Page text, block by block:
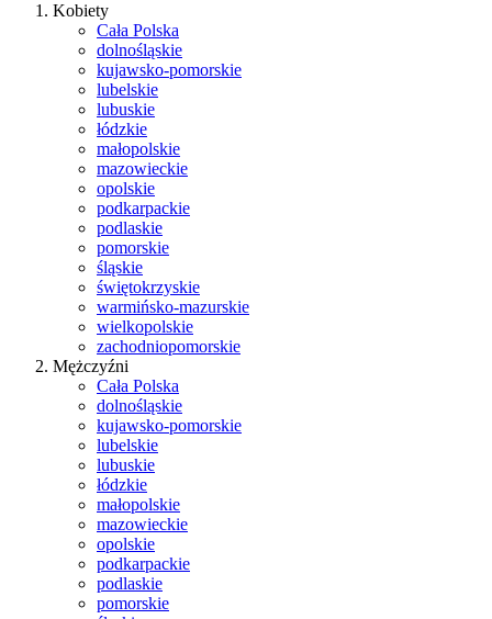
Kobiety
Cała Polska
dolnośląskie
kujawsko-pomorskie
lubelskie
lubuskie
łódzkie
małopolskie
mazowieckie
opolskie
podkarpackie
podlaskie
pomorskie
śląskie
świętokrzyskie
warmińsko-mazurskie
wielkopolskie
zachodniopomorskie
Mężczyźni
Cała Polska
dolnośląskie
kujawsko-pomorskie
lubelskie
lubuskie
łódzkie
małopolskie
mazowieckie
opolskie
podkarpackie
podlaskie
pomorskie